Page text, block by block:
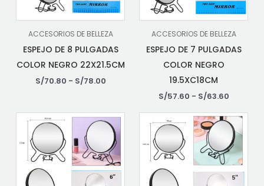
ACCESORIOS DE BELLEZA
ESPEJO DE 8 PULGADAS
COLOR NEGRO 22X21.5CM
S/70.80 - S/78.00
ACCESORIOS DE BELLEZA
ESPEJO DE 7 PULGADAS
COLOR NEGRO
19.5XC18CM
S/57.60 - S/63.60